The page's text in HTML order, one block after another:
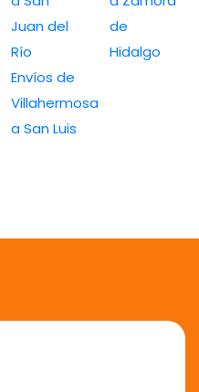
Juan del
Río
Envíos de
Villahermosa
a San Luis
de
Hidalgo